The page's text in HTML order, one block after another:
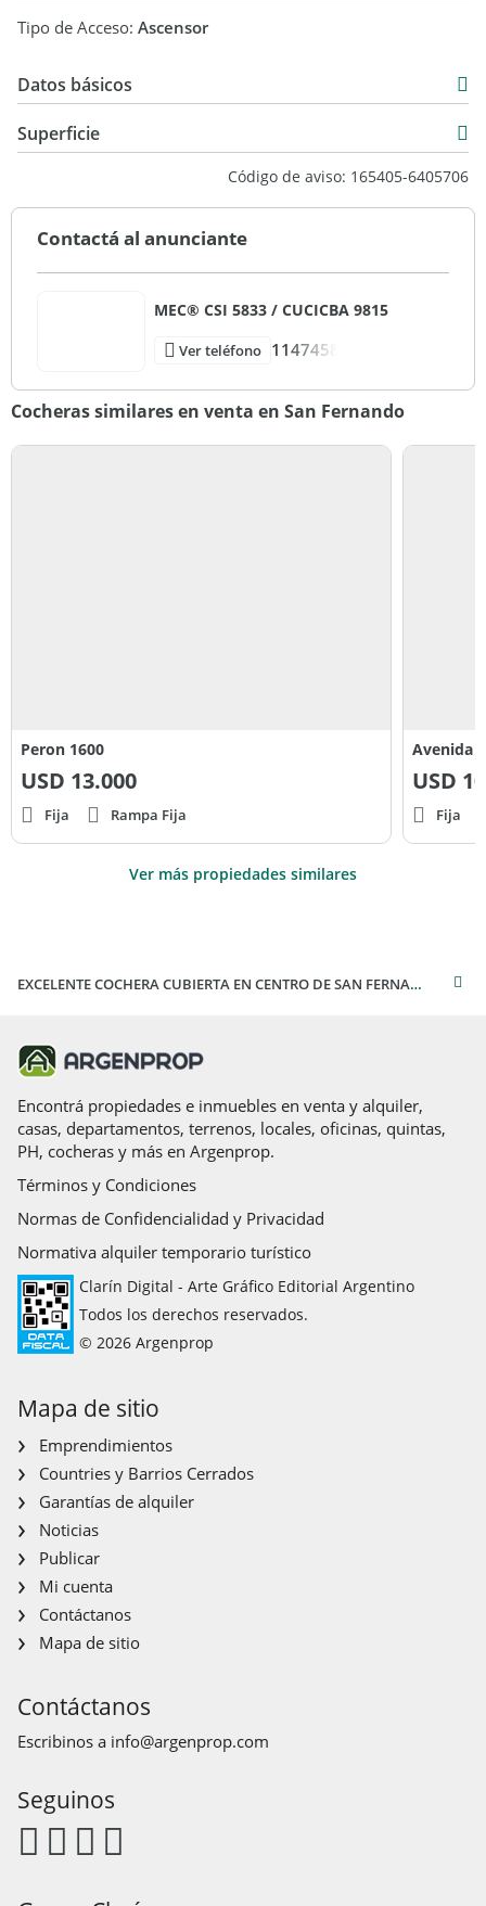
Tipo de Acceso: Ascensor
Datos básicos
USD 12.000
Superficie
Código de aviso: 165405-6405706
Contactá al anunciante
MEC® CSI 5833 / CUCICBA 9815
Ver teléfono 1147458
Cocheras similares en venta en San Fernando
Peron 1600
USD 13.000
Fija Rampa Fija
Avenida
USD
Fija
Ver más propiedades similares
EXCELENTE COCHERA CUBIERTA EN CENTRO DE SAN FERNANDO
Encontrá propiedades e inmuebles en venta y alquiler,
casas, departamentos, terrenos, locales, oficinas, quintas,
PH, cocheras y más en Argenprop.
Términos y Condiciones
Normas de Confidencialidad y Privacidad
Normativa alquiler temporario turístico
Clarín Digital - Arte Gráfico Editorial Argentino
Todos los derechos reservados.
© 2026 Argenprop
Mapa de sitio
Emprendimientos
Countries y Barrios Cerrados
Garantías de alquiler
Noticias
Publicar
Mi cuenta
Contáctanos
Mapa de sitio
Contáctanos
Escribinos a info@argenprop.com
Seguinos